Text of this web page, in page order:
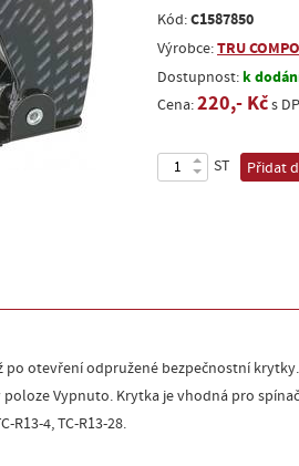
Kód:C1587850
Výrobce:TRU
Dostupnost:k
Cena:220,- Kčs
ST Přidat
po otevření odpružené bezpečnostní
Vypnuto. Krytka je vhodná pro
R13-4, TC-R13-28.